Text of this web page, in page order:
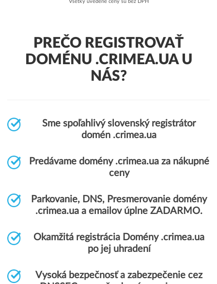
Všetky uvedené ceny sú bez DPH
PREČO REGISTROVAŤ
DOMÉNU .CRIMEA.UA U
NÁS?
Sme spoľahlivý slovenský registrátor
domén .crimea.ua
Predávame domény .crimea.ua za nákupné
ceny
Parkovanie, DNS, Presmerovanie domény
.crimea.ua a emailov úplne ZADARMO.
Okamžitá registrácia Domény .crimea.ua
po jej uhradení
Vysoká bezpečnosť a zabezpečenie cez